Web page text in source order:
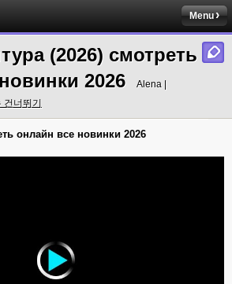
Menu
(2026) смотреть
2026
Alena |
건너뛰기
онлайн все новинки 2026